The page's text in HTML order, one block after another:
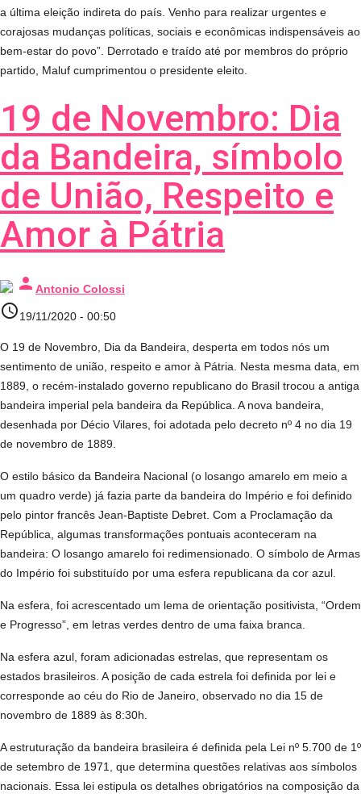
a última eleição indireta do país. Venho para realizar urgentes e
corajosas mudanças políticas, sociais e econômicas indispensáveis ao
bem-estar do povo”. Derrotado e traído até por membros do próprio
partido, Maluf cumprimentou o presidente eleito.
19 de Novembro: Dia
da Bandeira, símbolo
de União, Respeito e
Amor à Pátria
person Antonio Colossi
access_time19/11/2020 - 00:50
O 19 de Novembro, Dia da Bandeira, desperta em todos nós um
sentimento de união, respeito e amor à Pátria. Nesta mesma data, em
1889, o recém-instalado governo republicano do Brasil trocou a antiga
bandeira imperial pela bandeira da República. A nova bandeira,
desenhada por Décio Vilares, foi adotada pelo decreto nº 4 no dia 19
de novembro de 1889.
O estilo básico da Bandeira Nacional (o losango amarelo em meio a
um quadro verde) já fazia parte da bandeira do Império e foi definido
pelo pintor francês Jean-Baptiste Debret. Com a Proclamação da
República, algumas transformações pontuais aconteceram na
bandeira: O losango amarelo foi redimensionado. O símbolo de Armas
do Império foi substituído por uma esfera republicana da cor azul.
Na esfera, foi acrescentado um lema de orientação positivista, “Ordem
e Progresso”, em letras verdes dentro de uma faixa branca.
Na esfera azul, foram adicionadas estrelas, que representam os
estados brasileiros. A posição de cada estrela foi definida por lei e
corresponde ao céu do Rio de Janeiro, observado no dia 15 de
novembro de 1889 às 8:30h.
A estruturação da bandeira brasileira é definida pela Lei nº 5.700 de 1º
de setembro de 1971, que determina questões relativas aos símbolos
nacionais. Essa lei estipula os detalhes obrigatórios na composição da